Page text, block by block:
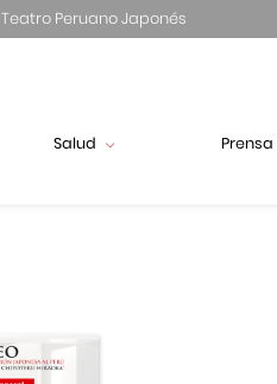
Teatro Peruano Japonés
Salud Prensa